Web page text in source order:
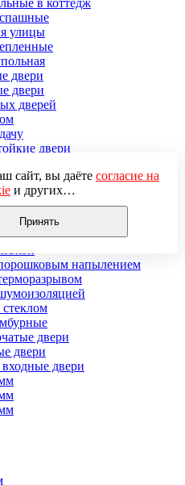
в коттедж
улицы
двери
двери
дверей
двери
открывания
напылением
двери
двери
двери
сайт, вы даёте согласие на
и других
IP-адрес, сведения о
на сайте и т. п.)
проведения
(например,
с нашей
данных.
данные обрабатывались,
или покиньте сайт.
Принять